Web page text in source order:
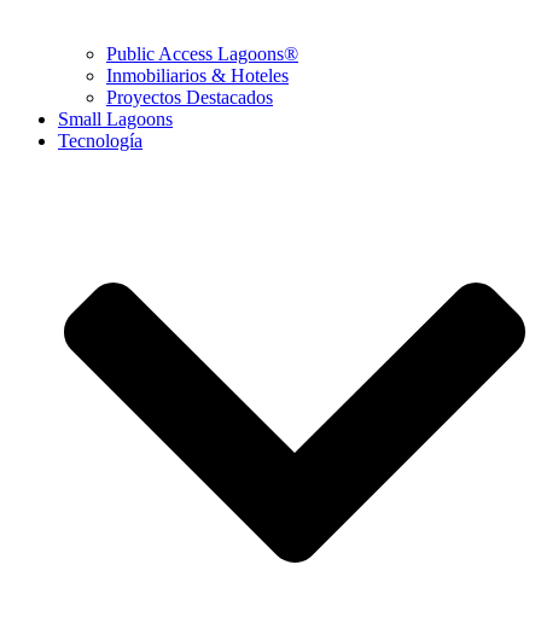
Public Access Lagoons®
Inmobiliarios & Hoteles
Proyectos Destacados
Small Lagoons
Tecnología